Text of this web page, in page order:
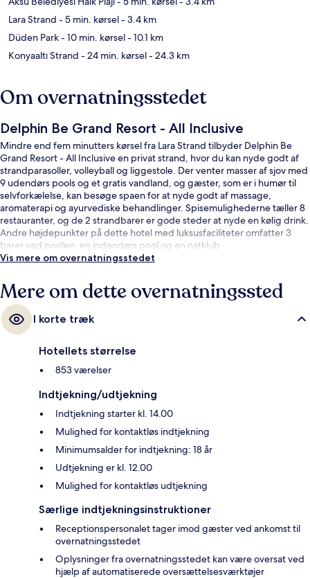
Lara Strand - 5 min. kørsel- 3.4 km
Düden Park- 10 min. kørsel- 10.1 km
Konyaaltı Strand - 24 min. kørsel- 24.3 km
Om overnatningsstedet
Delphin Be Grand Resort - All Inclusive
Mindre end fem minutters kørsel fra Lara Strand tilbyder Delphin Be
Grand Resort - All Inclusive en privat strand, hvor du kan nyde godt af
strandparasoller, volleyball og liggestole. Der venter masser af sjov med
9 udendørs pools og et gratis vandland, og gæster, som er i humør til
selvforkælelse, kan besøge spaen for at nyde godt af massage,
aromaterapi og ayurvediske behandlinger. Spisemulighederne tæller 8
restauranter, og de 2 strandbarer er gode steder at nyde en kølig drink.
Andre højdepunkter på dette hotel med luksusfaciliteter omfatter 3
barer ved poolen, en indendørs pool og en natklub.
Vis mere om overnatningsstedet
Mere om dette overnatningssted
I korte træk
Hotellets størrelse
853 værelser
Indtjekning/udtjekning
Indtjekning starter kl. 14.00
Mulighed for kontaktløs indtjekning
Minimumsalder for indtjekning: 18 år
Udtjekning er kl. 12.00
Mulighed for kontaktløs udtjekning
Særlige indtjekningsinstruktioner
Receptionspersonalet tager imod gæster ved ankomst til
overnatningsstedet
Oplysninger fra overnatningsstedet kan være oversat ved
hjælp af automatiserede oversættelsesværktøjer